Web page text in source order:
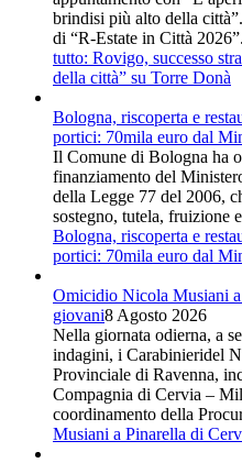
brindisi più alto della
di “R-Estate in Città
tutto: Rovigo, successo
della città” su Torre Donà
Bologna, riscoperta e
portici: 70mila euro dal
Il Comune di Bologna ha
finanziamento del
della Legge 77 del 2006,
sostegno, tutela, fruizione
Bologna, riscoperta e
portici: 70mila euro dal
Omicidio Nicola Musiani
giovani8 Agosto 2026
Nella giornata odierna, a
indagini, i Carabinieridel
Provinciale di Ravenna,
Compagnia di Cervia –
coordinamento della
Musiani a Pinarella di